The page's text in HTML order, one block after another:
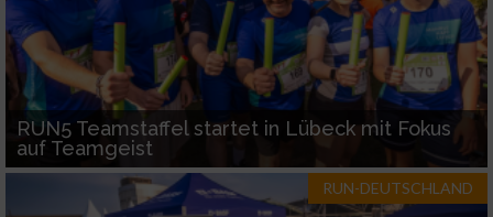
RUN5 Teamstaffel startet in Lübeck mit Fokus
auf Teamgeist
RUN-DEUTSCHLAND